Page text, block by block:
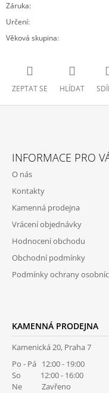
Záruka:
Určení:
Věková skupina:
ZEPTAT SE HLÍDAT
INFORMACE PRO
O nás
Kontakty
Kamenná prodejna
Vrácení objednávky
Hodnocení obchodu
Obchodní podmínky
Podmínky ochrany
KAMENNÁ PRODEJNA
Kamenická 20, Praha 7
Po - Pá 12:00 - 19:00
So 12:00 - 16:00
Ne Zavřeno